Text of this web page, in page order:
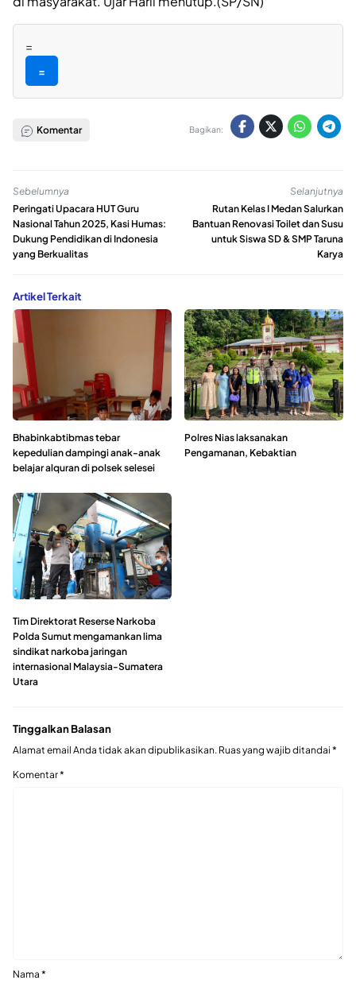
=
=
Komentar Bagikan:
Sebelumnya
Peringati Upacara HUT Guru
Nasional Tahun 2025, Kasi Humas:
Dukung Pendidikan di Indonesia
yang Berkualitas
Selanjutnya
Rutan Kelas I Medan Salurkan
Bantuan Renovasi Toilet dan Susu
untuk Siswa SD & SMP Taruna
Karya
Artikel Terkait
Bhabinkabtibmas tebar
kepedulian dampingi anak-anak
belajar alquran di polsek selesei
Polres Nias laksanakan
Pengamanan, Kebaktian
Tim Direktorat Reserse Narkoba
Polda Sumut mengamankan lima
sindikat narkoba jaringan
internasional Malaysia-Sumatera
Utara
Tinggalkan Balasan
Alamat email Anda tidak akan dipublikasikan. Ruas yang wajib ditandai *
Komentar*
Nama *